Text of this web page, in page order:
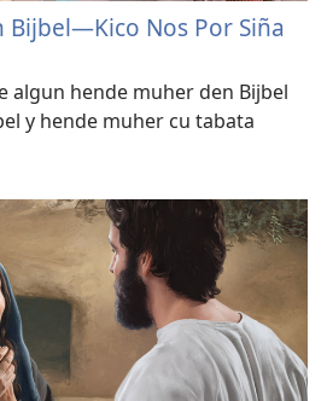
Nos Por Siña
algun hende muher den Bijbel
y hende muher cu tabata